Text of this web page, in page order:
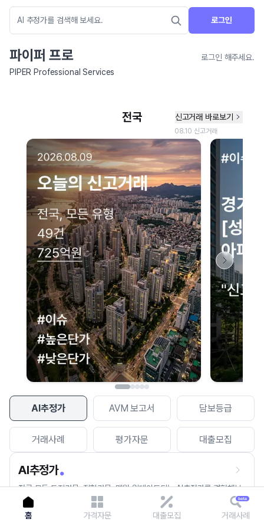
로그인
파이퍼 프로
로그인 해주세요.
PIPER Professional Services
AI추정가 AVM 보고서 담보등급
거래사례 평가자문 대출모집
AI추정가
전국 모든 토지건물, 집합건물, 매월 업데이트되는 AI추정가를 경험해보
세요.
네이버 지도 연결 안내
현재 네이버 지도 연결이 원활하지 않아 지도를 불러올 수 없습니다.
이용에 불편을 드려 죄송합니다.
다시 시도
홈 가격자문 대출모집 거래사례